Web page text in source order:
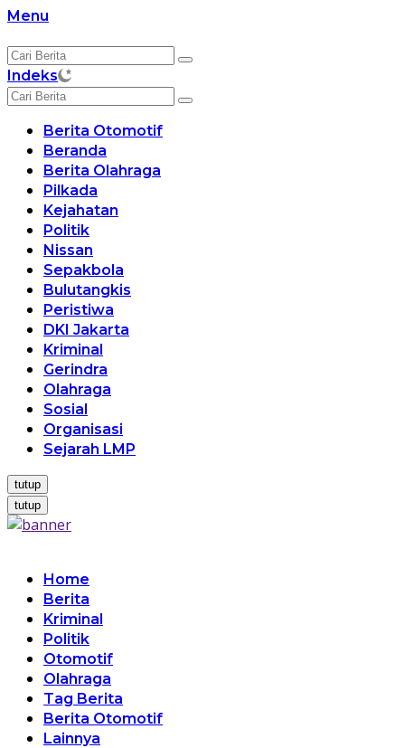
Langsung
konten
Menu
Indeks
Berita Otomotif
Beranda
Berita Olahraga
Pilkada
Kejahatan
Politik
Nissan
Sepakbola
Bulutangkis
Peristiwa
DKI Jakarta
Kriminal
Gerindra
Olahraga
Sosial
Organisasi
Sejarah LMP
tutup
tutup
Home
Berita
Kriminal
Politik
Otomotif
Olahraga
Tag Berita
Berita Otomotif
Lainnya